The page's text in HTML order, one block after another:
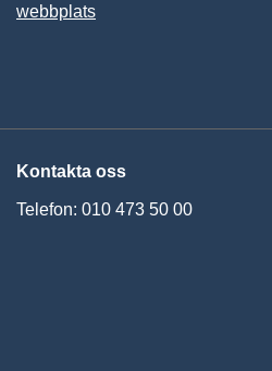
webbplats
Kontakta oss
Telefon: 010 473 50 00